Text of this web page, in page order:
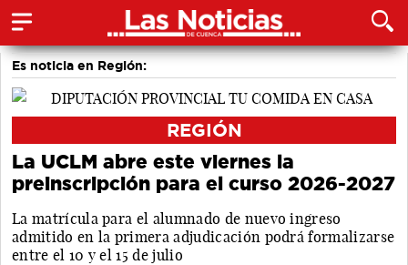
Es noticia en Región:
REGIÓN
La UCLM abre este viernes la
preinscripción para el curso 2026-2027
La matrícula para el alumnado de nuevo ingreso
admitido en la primera adjudicación podrá formalizarse
entre el 10 y el 15 de julio